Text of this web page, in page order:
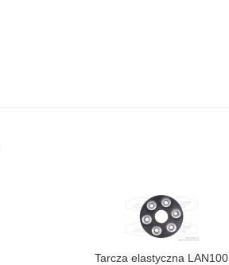
Tarcza elastyczna LAN100